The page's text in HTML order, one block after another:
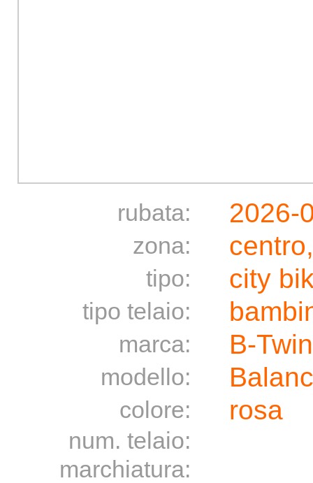
rubata: 2026-
zona:
tipo: city
tipo telaio:
marca: B-
modello:
colore: rosa
num. telaio:
marchiatura: